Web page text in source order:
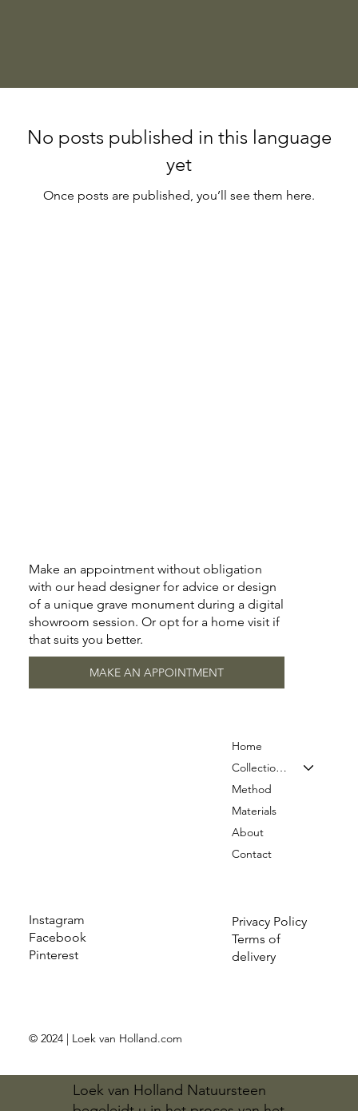
Loek van Holland Natuursteen
No posts published in this language
yet
Once posts are published, you’ll see them here.
Instagram
Facebook
Pinterest
Privacy Policy
Terms of
delivery
Home
Collection & Prices
Method
Materials
About
Contact
© 2024 | Loek van Holland.com
Make an appointment without obligation
with our head designer for advice or design
of a unique grave monument during a digital
showroom session. Or opt for a home visit if
that suits you better.
MAKE AN APPOINTMENT